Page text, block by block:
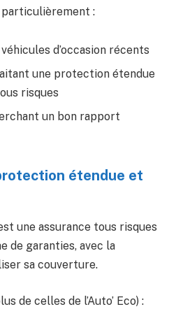
:
d’occasion récents
une protection étendue
risques
un bon rapport
étendue et
une assurance tous risques
de garanties, avec la
sa couverture.
de celles de l’Auto’ Eco) :